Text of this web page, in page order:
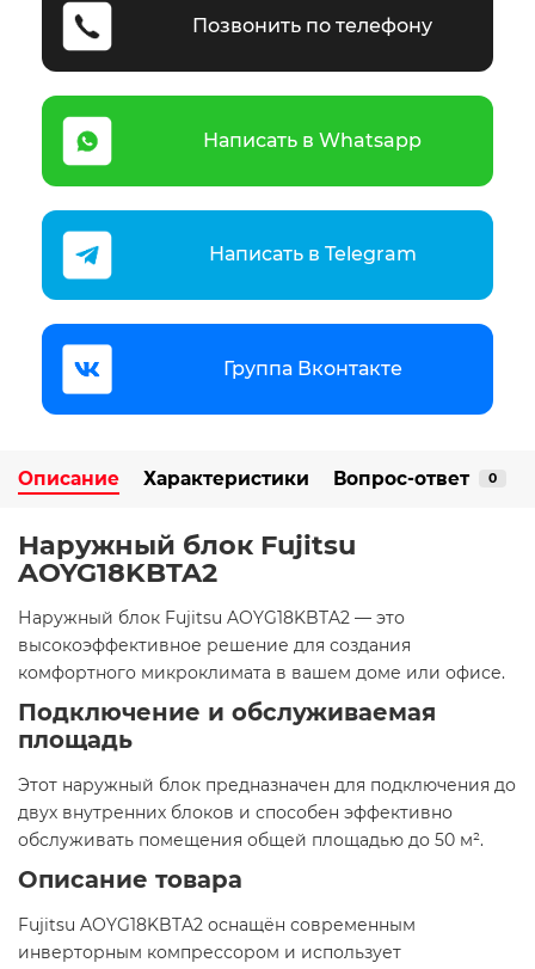
Позвонить по телефону
Написать в Whatsapp
Написать в Telegram
Группа Вконтакте
Описание Характеристики Вопрос-ответ 0
Наружный блок Fujitsu
AOYG18KBTA2
​Наружный блок Fujitsu AOYG18KBTA2 — это
высокоэффективное решение для создания
комфортного микроклимата в вашем доме или офисе.​
Подключение и обслуживаемая
площадь
Этот наружный блок предназначен для подключения до
двух внутренних блоков и способен эффективно
обслуживать помещения общей площадью до 50 м².​
Описание товара
Fujitsu AOYG18KBTA2 оснащён современным
инверторным компрессором и использует